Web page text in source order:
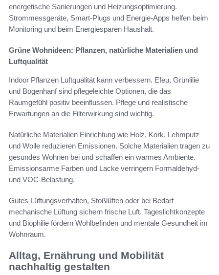
energetische Sanierungen und Heizungsoptimierung.
Strommessgeräte, Smart-Plugs und Energie-Apps helfen beim
Monitoring und beim Energiesparen Haushalt.
Grüne Wohnideen: Pflanzen, natürliche Materialien und
Luftqualität
Indoor Pflanzen Luftqualität kann verbessern. Efeu, Grünlilie
und Bogenhanf sind pflegeleichte Optionen, die das
Raumgefühl positiv beeinflussen. Pflege und realistische
Erwartungen an die Filterwirkung sind wichtig.
Natürliche Materialien Einrichtung wie Holz, Kork, Lehmputz
und Wolle reduzieren Emissionen. Solche Materialien tragen zu
gesundes Wohnen bei und schaffen ein warmes Ambiente.
Emissionsarme Farben und Lacke verringern Formaldehyd-
und VOC-Belastung.
Gutes Lüftungsverhalten, Stoßlüften oder bei Bedarf
mechanische Lüftung sichern frische Luft. Tageslichtkonzepte
und Biophilie fördern Wohlbefinden und mentale Gesundheit im
Wohnraum.
Alltag, Ernährung und Mobilität
nachhaltig gestalten